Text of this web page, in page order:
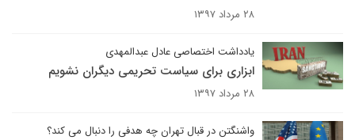
۲۸ مرداد ۱۳۹۷
یادداشت اختصاصی عادل عبدالمهدی
ابزاری برای سیاست تحریمی دیگران نشویم
۲۸ مرداد ۱۳۹۷
واشنگتن در قبال تهران چه هدفی را دنبال می کند؟